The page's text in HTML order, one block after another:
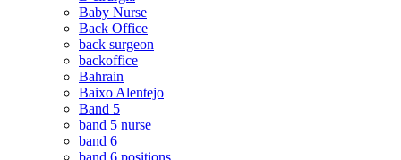
Baby Nurse
Back Office
back surgeon
backoffice
Bahrain
Baixo Alentejo
Band 5
band 5 nurse
band 6
band 6 positions